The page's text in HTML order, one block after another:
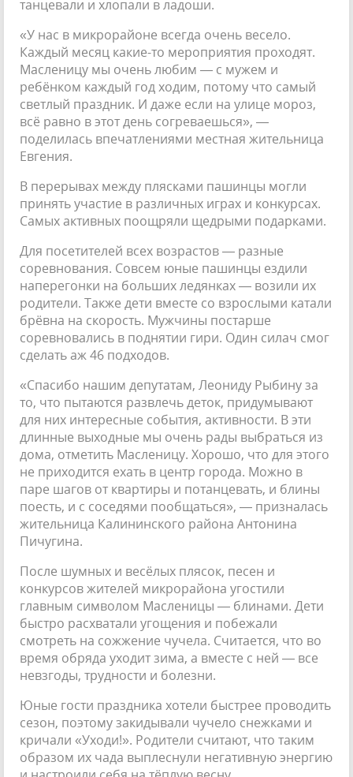
танцевали и хлопали в ладоши.
«У нас в микрорайоне всегда очень весело.
Каждый месяц какие-то мероприятия проходят.
Масленицу мы очень любим — с мужем и
ребёнком каждый год ходим, потому что самый
светлый праздник. И даже если на улице мороз,
всё равно в этот день согреваешься», —
поделилась впечатлениями местная жительница
Евгения.
В перерывах между плясками пашинцы могли
принять участие в различных играх и конкурсах.
Самых активных поощряли щедрыми подарками.
Для посетителей всех возрастов — разные
соревнования. Совсем юные пашинцы ездили
наперегонки на больших ледянках — возили их
родители. Также дети вместе со взрослыми катали
брёвна на скорость. Мужчины постарше
соревновались в поднятии гири. Один силач смог
сделать аж 46 подходов.
«Спасибо нашим депутатам, Леониду Рыбину за
то, что пытаются развлечь деток, придумывают
для них интересные события, активности. В эти
длинные выходные мы очень рады выбраться из
дома, отметить Масленицу. Хорошо, что для этого
не приходится ехать в центр города. Можно в
паре шагов от квартиры и потанцевать, и блины
поесть, и с соседями пообщаться», — призналась
жительница Калининского района Антонина
Пичугина.
После шумных и весёлых плясок, песен и
конкурсов жителей микрорайона угостили
главным символом Масленицы — блинами. Дети
быстро расхватали угощения и побежали
смотреть на сожжение чучела. Считается, что во
время обряда уходит зима, а вместе с ней — все
невзгоды, трудности и болезни.
Юные гости праздника хотели быстрее проводить
сезон, поэтому закидывали чучело снежками и
кричали «Уходи!». Родители считают, что таким
образом их чада выплеснули негативную энергию